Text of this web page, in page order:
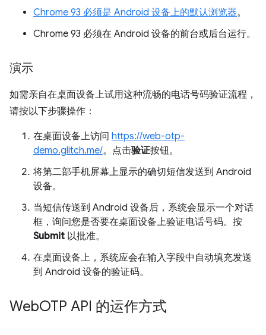
Chrome 93 必须是 Android 设备上的默认浏览器。
Chrome 93 必须在 Android 设备的前台或后台运行。
演示
如需亲自在桌面设备上试用这种流畅的电话号码验证流程，
请按以下步骤操作：
在桌面设备上访问 https://web-otp-
demo.glitch.me/。点击验证按钮。
将第二部手机屏幕上显示的确切短信发送到 Android
设备。
当短信传送到 Android 设备后，系统会显示一个对话
框，询问您是否要在桌面设备上验证电话号码。按
Submit 以批准。
在桌面设备上，系统应会在输入字段中自动填充发送
到 Android 设备的验证码。
WebOTP API 的运作方式